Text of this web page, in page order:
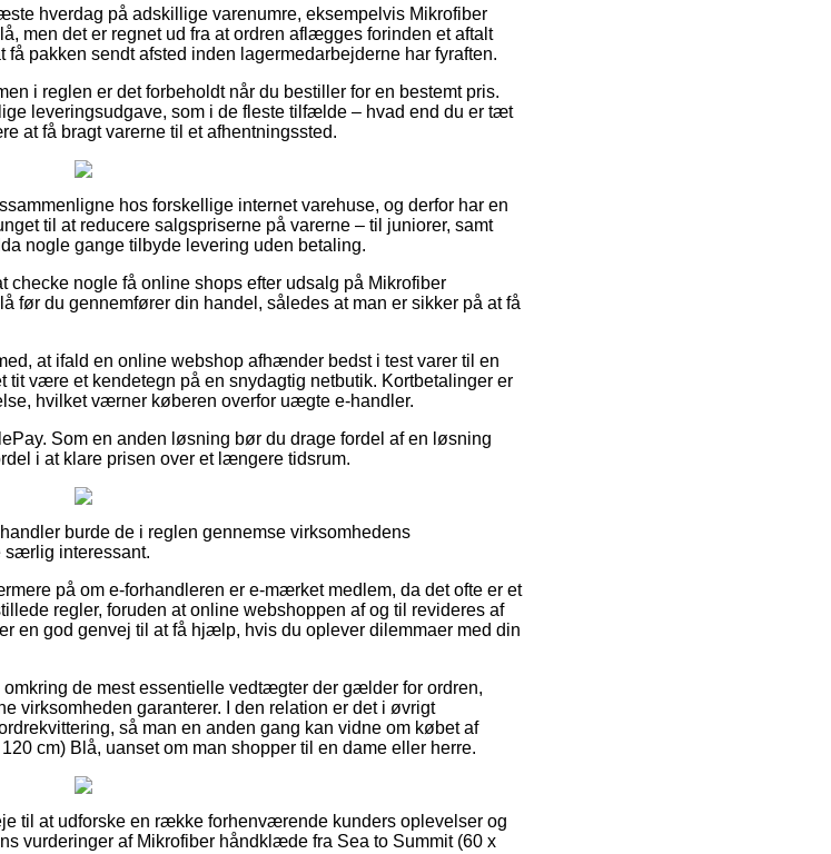
hverdag på adskillige varenumre, eksempelvis Mikrofiber
men det er regnet ud fra at ordren aflægges forinden et aftalt
pakken sendt afsted inden lagermedarbejderne har fyraften.
i reglen er det forbeholdt når du bestiller for en bestemt pris.
leveringsudgave, som i de fleste tilfælde – hvad end du er tæt
at få bragt varerne til et afhentningssted.
hos forskellige internet varehuse, og derfor har en
til at reducere salgspriserne på varerne – til juniorer, samt
nogle gange tilbyde levering uden betaling.
checke nogle få online shops efter udsalg på Mikrofiber
før du gennemfører din handel, således at man er sikker på at få
at ifald en online webshop afhænder bedst i test varer til en
tit være et kendetegn på en snydagtig netbutik. Kortbetalinger er
hvilket værner køberen overfor uægte e-handler.
Som en anden løsning bør du drage fordel af en løsning
i at klare prisen over et længere tidsrum.
burde de i reglen gennemse virksomhedens
særlig interessant.
på om e-forhandleren er e-mærket medlem, da det ofte er et
regler, foruden at online webshoppen af og til revideres af
en god genvej til at få hjælp, hvis du oplever dilemmaer med din
de mest essentielle vedtægter der gælder for ordren,
virksomheden garanterer. I den relation er det i øvrigt
så man en anden gang kan vidne om købet af
cm) Blå, uanset om man shopper til en dame eller herre.
til at udforske en række forhenværende kunders oplevelser og
vurderinger af Mikrofiber håndklæde fra Sea to Summit (60 x